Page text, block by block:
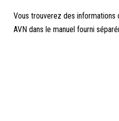
Vous trouverez des informations
AVN dans le manuel fourni